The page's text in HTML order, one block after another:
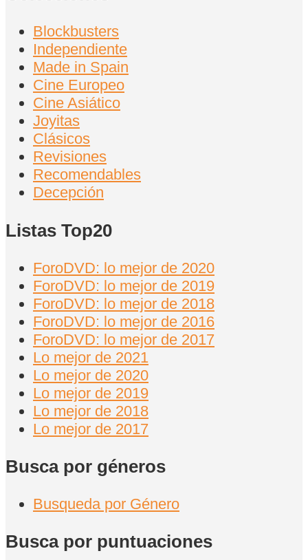
Blockbusters
Independiente
Made in Spain
Cine Europeo
Cine Asiático
Joyitas
Clásicos
Revisiones
Recomendables
Decepción
Listas Top20
ForoDVD: lo mejor de 2020
ForoDVD: lo mejor de 2019
ForoDVD: lo mejor de 2018
ForoDVD: lo mejor de 2016
ForoDVD: lo mejor de 2017
Lo mejor de 2021
Lo mejor de 2020
Lo mejor de 2019
Lo mejor de 2018
Lo mejor de 2017
Busca por géneros
Busqueda por Género
Busca por puntuaciones